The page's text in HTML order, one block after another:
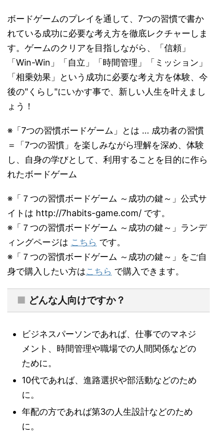
ボードゲームのプレイを通して、7つの習慣で書か
れている成功に必要な考え方を徹底レクチャーしま
す。ゲームのクリアを目指しながら、「信頼」
「Win-Win」「自立」「時間管理」「ミッション」
「相乗効果」という成功に必要な考え方を体験、今
後の"くらし"にいかす事で、新しい人生を叶えまし
ょう！
※「7つの習慣ボードゲーム」とは ... 成功者の習慣
＝「7つの習慣」を楽しみながら理解を深め、体験
し、自身の学びとして、利用することを目的に作ら
れたボードゲーム
※「７つの習慣ボードゲーム ～成功の鍵～」公式サ
イトは http://7habits-game.com/ です。
※「７つの習慣ボードゲーム ～成功の鍵～」ランデ
ィングページは こちら です。
※「７つの習慣ボードゲーム ～成功の鍵～」をご自
身で購入したい方はこちら で購入できます。
■ どんな人向けですか？
ビジネスパーソンであれば、仕事でのマネジ
メント、時間管理や職場での人間関係などの
ために。
10代であれば、進路選択や部活動などのため
に。
年配の方であれば第3の人生設計などのため
に。